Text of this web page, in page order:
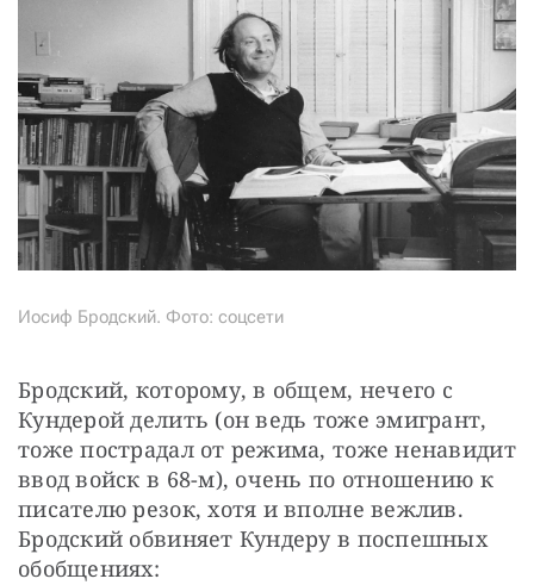
Иосиф Бродский. Фото: соцсети
Бродский, которому, в общем, нечего с
Кундерой делить (он ведь тоже эмигрант,
тоже пострадал от режима, тоже ненавидит
ввод войск в 68-м), очень по отношению к
писателю резок, хотя и вполне вежлив.
Бродский обвиняет Кундеру в поспешных
обобщениях: